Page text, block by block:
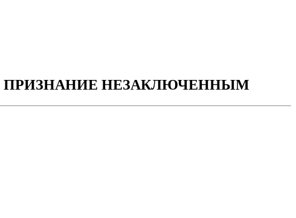
ПРИЗНАНИЕ НЕЗАКЛЮЧЕННЫМ